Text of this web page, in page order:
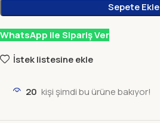
Sepete Ekle
WhatsApp ile Sipariş Ver
İstek listesine ekle
20 kişi şimdi bu ürüne bakıyor!